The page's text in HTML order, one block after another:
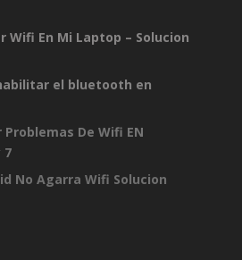
Wifi En Mi Laptop – Solucion
el bluetooth en
Problemas De Wifi EN
7
No Agarra Wifi Solucion